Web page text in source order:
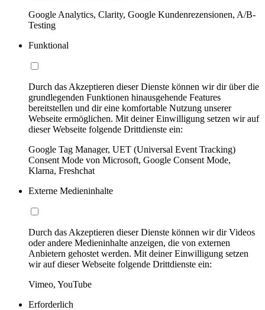
Google Analytics, Clarity, Google Kundenrezensionen, A/B-
Testing
Funktional
Durch das Akzeptieren dieser Dienste können wir dir über die
grundlegenden Funktionen hinausgehende Features
bereitstellen und dir eine komfortable Nutzung unserer
Webseite ermöglichen. Mit deiner Einwilligung setzen wir auf
dieser Webseite folgende Drittdienste ein:
Google Tag Manager, UET (Universal Event Tracking)
Consent Mode von Microsoft, Google Consent Mode,
Klarna, Freshchat
Externe Medieninhalte
Durch das Akzeptieren dieser Dienste können wir dir Videos
oder andere Medieninhalte anzeigen, die von externen
Anbietern gehostet werden. Mit deiner Einwilligung setzen
wir auf dieser Webseite folgende Drittdienste ein:
Vimeo, YouTube
Erforderlich